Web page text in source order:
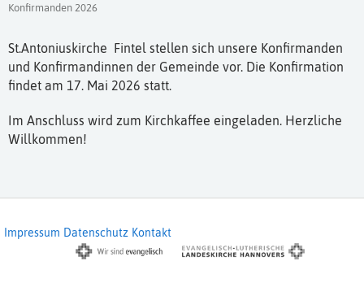
Konfirmanden 2026
St.Antoniuskirche Fintel stellen sich unsere Konfirmanden
und Konfirmandinnen der Gemeinde vor. Die Konfirmation
findet am 17. Mai 2026 statt.
Im Anschluss wird zum Kirchkaffee eingeladen. Herzliche
Willkommen!
Impressum Datenschutz Kontakt